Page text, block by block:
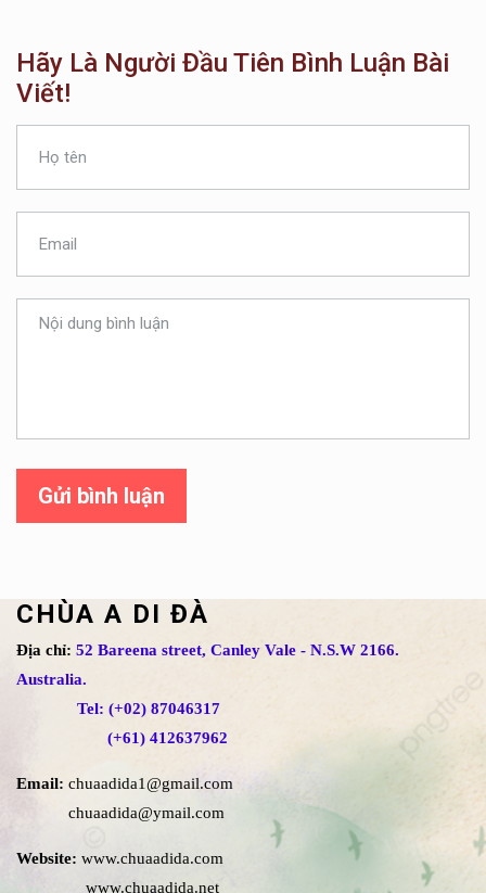
Hãy Là Người Đầu Tiên Bình Luận Bài
Viết!
Gửi bình luận
CHÙA A DI ĐÀ
Địa chỉ: 52 Bareena street, Canley Vale - N.S.W 2166.
Australia.
Tel: (+02) 87046317
(+61) 412637962
Email: chuaadida1@gmail.com
chuaadida@ymail.com
Website: www.chuaadida.com
www.chuaadida.net